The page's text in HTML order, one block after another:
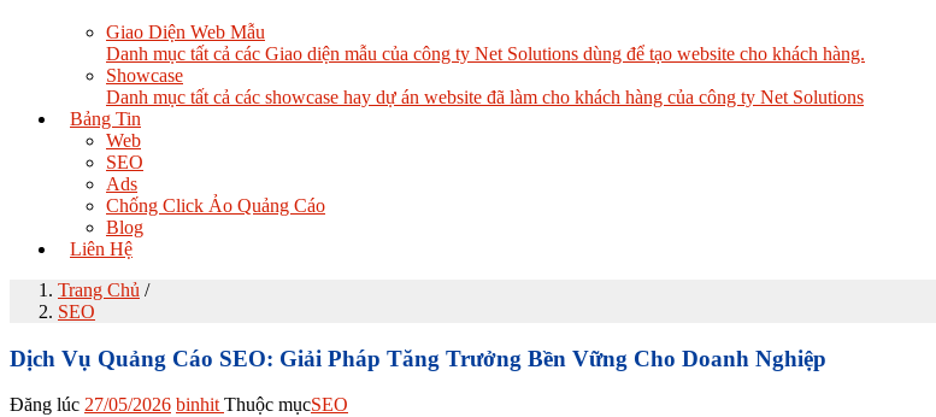
Giao Diện Web Mẫu
Danh mục tất cả các Giao diện mẫu của công ty Net Solutions dùng để tạo website cho khách hàng.
Showcase
Danh mục tất cả các showcase hay dự án website đã làm cho khách hàng của công ty Net Solutions
Bảng Tin
Web
SEO
Ads
Chống Click Ảo Quảng Cáo
Blog
Liên Hệ
Trang Chủ /
SEO
Dịch Vụ Quảng Cáo SEO: Giải Pháp Tăng Trưởng Bền Vững Cho Doanh Nghiệp
Đăng lúc 27/05/2026 binhitThuộc mụcSEO